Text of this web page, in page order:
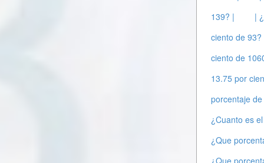
139? |
|
ciento de 93?
ciento de
13.75 por
porcentaje
¿Cuanto es
¿Que
¿Que